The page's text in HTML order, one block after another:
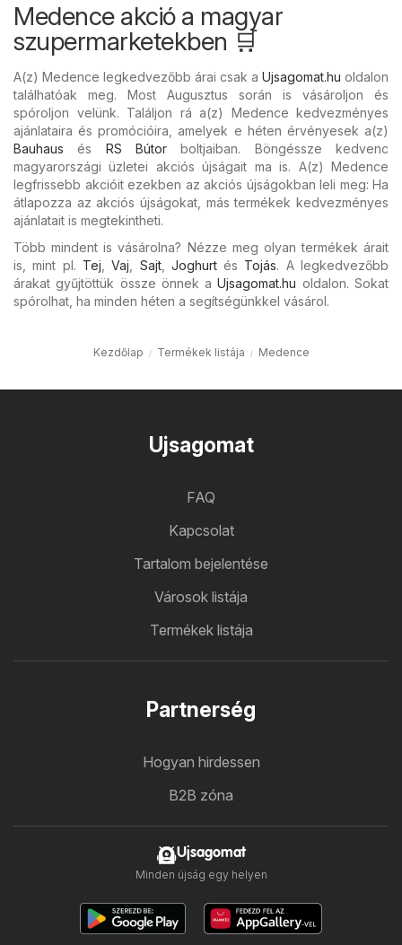
Medence akció a magyar
szupermarketekben 🛒
A(z) Medence legkedvezőbb árai csak a Ujsagomat.hu oldalon
találhatóak meg. Most Augusztus során is vásároljon és
spóroljon velünk. Találjon rá a(z) Medence kedvezményes
ajánlataira és promócióira, amelyek e héten érvényesek a(z)
Bauhaus és RS Bútor boltjaiban. Böngéssze kedvenc
magyarországi üzletei akciós újságait ma is. A(z) Medence
legfrissebb akcióit ezekben az akciós újságokban leli meg: Ha
átlapozza az akciós újságokat, más termékek kedvezményes
ajánlatait is megtekintheti.
Több mindent is vásárolna? Nézze meg olyan termékek árait
is, mint pl. Tej ,Vaj Sajt, Joghurtés Tojás. A legkedvezőbb
árakat gyűjtöttük össze önnek aUjsagomat.hu oldalon. Sokat
spórolhat, ha minden héten a segítségünkkel vásárol.
Kezdőlap Termékek listája Medence
Ujsagomat
FAQ
Kapcsolat
Tartalom bejelentése
Városok listája
Termékek listája
Partnerség
Hogyan hirdessen
B2B zóna
Ujsagomat
Minden újság egy helyen